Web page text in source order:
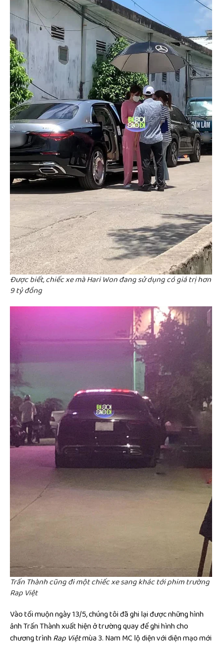
Được biết, chiếc xe mà Hari Won đang sử dụng có giá trị hơn
9 tỷ đồng
Trấn Thành cũng đi một chiếc xe sang khác tới phim trường
Rap Việt
Vào tối muộn ngày 13/5, chúng tôi đã ghi lại được những hình
ảnh Trấn Thành xuất hiện ở trường quay để ghi hình cho
chương trìnhRap Việtmùa 3. Nam MC lộ diện với diện mạo mới